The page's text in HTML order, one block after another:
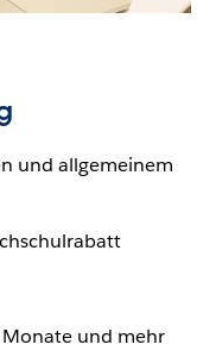
und allgemeinem
und mehr